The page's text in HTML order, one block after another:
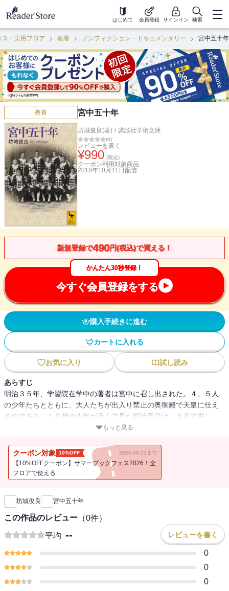
はじめて 会員登録 サインイン 検索
ス・実用フロア 教養 ノンフィクション・ドキュメンタリー 宮中五十年
教養 宮中五十年
坊城俊良(著) / 講談社学術文庫
(0)
レビューを書く
¥990 (税込)
クーポン利用対象商品
2018年10月11日 配信
新規登録で490円(税込)で買える！
かんたん30秒登録！
今すぐ会員登録をする
購入手続きに進む
カートに入れる
お気に入り 試し読み
あらすじ
明治３５年、学習院在学中の著者は宮中に召し出された。４、５人
の少年たちとともに、大人たちが出入り禁止の奥御殿で天皇に仕え
るのである。１０歳の少年が近くで見た明治天皇は、大声で厳し
く、几帳面ながら、優しい思いやりを見せた。「大帝崩御」後は、
中に仕えることとなる。近代史研究者にたびたび引用されてきた重
要史料の、初の文庫化。原武史氏が解説執筆。
もっと見る
クーポン対象 10%OFF 2026.08.11まで
【10%OFFクーポン】サマーブックフェス2026！全
フロアで使える
新刊通知
坊城俊良 宮中五十年
この作品のレビュー （0件）
平均 -- レビューを書く
0
0
0